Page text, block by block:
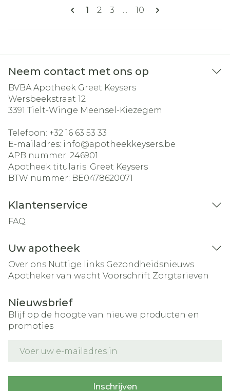
Pagina's
U lees momenteel pagina
1 Pagina
2 Pagina
3 ... Pagina
10
Neem contact met ons op
BVBA Apotheek Greet Keysers
Wersbeekstraat 12
3391 Tielt-Winge Meensel-Kiezegem
Telefoon: +32 16 63 53 33
E-mailadres: info@apotheekkeysers.be
APB nummer: 246901
Apotheek titularis: Greet Keysers
BTW nummer: BE0478620071
Klantenservice
FAQ
Uw apotheek
Over ons Nuttige links Gezondheidsnieuws
Apotheker van wacht Voorschrift Zorgtarieven
Nieuwsbrief
Blijf op de hoogte van nieuwe producten en
promoties
Inschrijven